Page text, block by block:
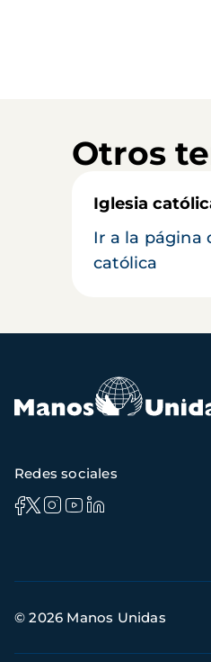
Otros
Iglesia
Ir a la página
católica
Redes sociales
de
© 2026 Manos Unidas